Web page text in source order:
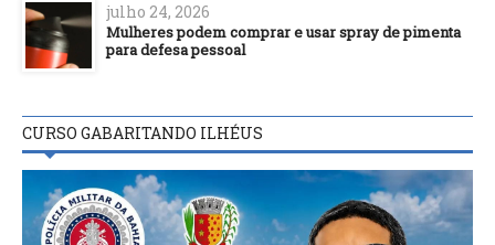
julho 24, 2026
Mulheres podem comprar e usar spray de pimenta
para defesa pessoal
CURSO GABARITANDO ILHÉUS